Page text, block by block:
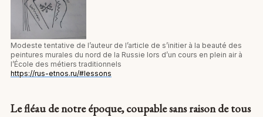
Modeste tentative de l’auteur de l’article de s’initier à la beauté des
peintures murales du nord de la Russie lors d’un cours en plein air à
l’École des métiers traditionnels
https://rus-etnos.ru/#lessons
Le fléau de notre époque, coupable sans raison de tous